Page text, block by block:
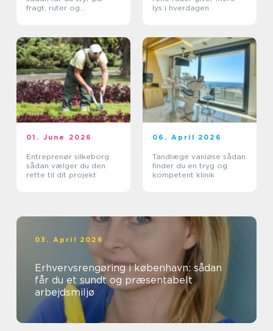
fragt, ruter og
lys i hverdagen
01. June 2026
Entreprenør silkeborg
sådan vælger du den
rette til dit projekt
06. April 2026
Tandlæge vanløse sådan
finder du en tryg og
kompetent klinik
03. April 2026
Erhvervsrengøring i københavn: sådan
får du et sundt og præsentabelt
arbejdsmiljø